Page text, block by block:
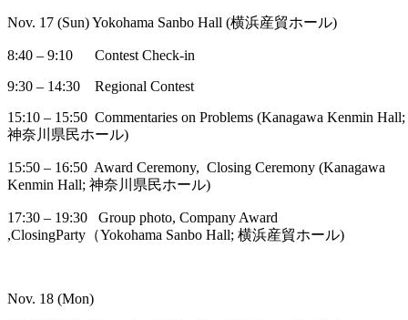
Nov. 17 (Sun) Yokohama Sanbo Hall (横浜産貿ホール)
8:40 – 9:10 Contest Check-in
9:30 – 14:30 Regional Contest
15:10 – 15:50 Commentaries on Problems (Kanagawa Kenmin Hall;
神奈川県民ホール)
15:50 – 16:50 Award Ceremony, Closing Ceremony (Kanagawa
Kenmin Hall; 神奈川県民ホール)
17:30 – 19:30 Group photo, Company Award
,ClosingParty（Yokohama Sanbo Hall; 横浜産貿ホール)
Nov. 18 (Mon)